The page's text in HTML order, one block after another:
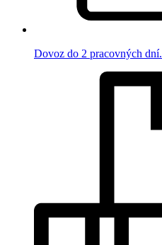
Dovoz do 2 pracovných dní.